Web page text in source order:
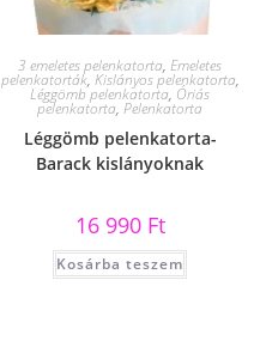
3 emeletes pelenkatorta, Emeletes
pelenkatorták, Kislányos pelenkatorta,
Léggömb pelenkatorta, Óriás
pelenkatorta, Pelenkatorta
Léggömb pelenkatorta-
Barack kislányoknak
16 990 Ft
Kosárba teszem